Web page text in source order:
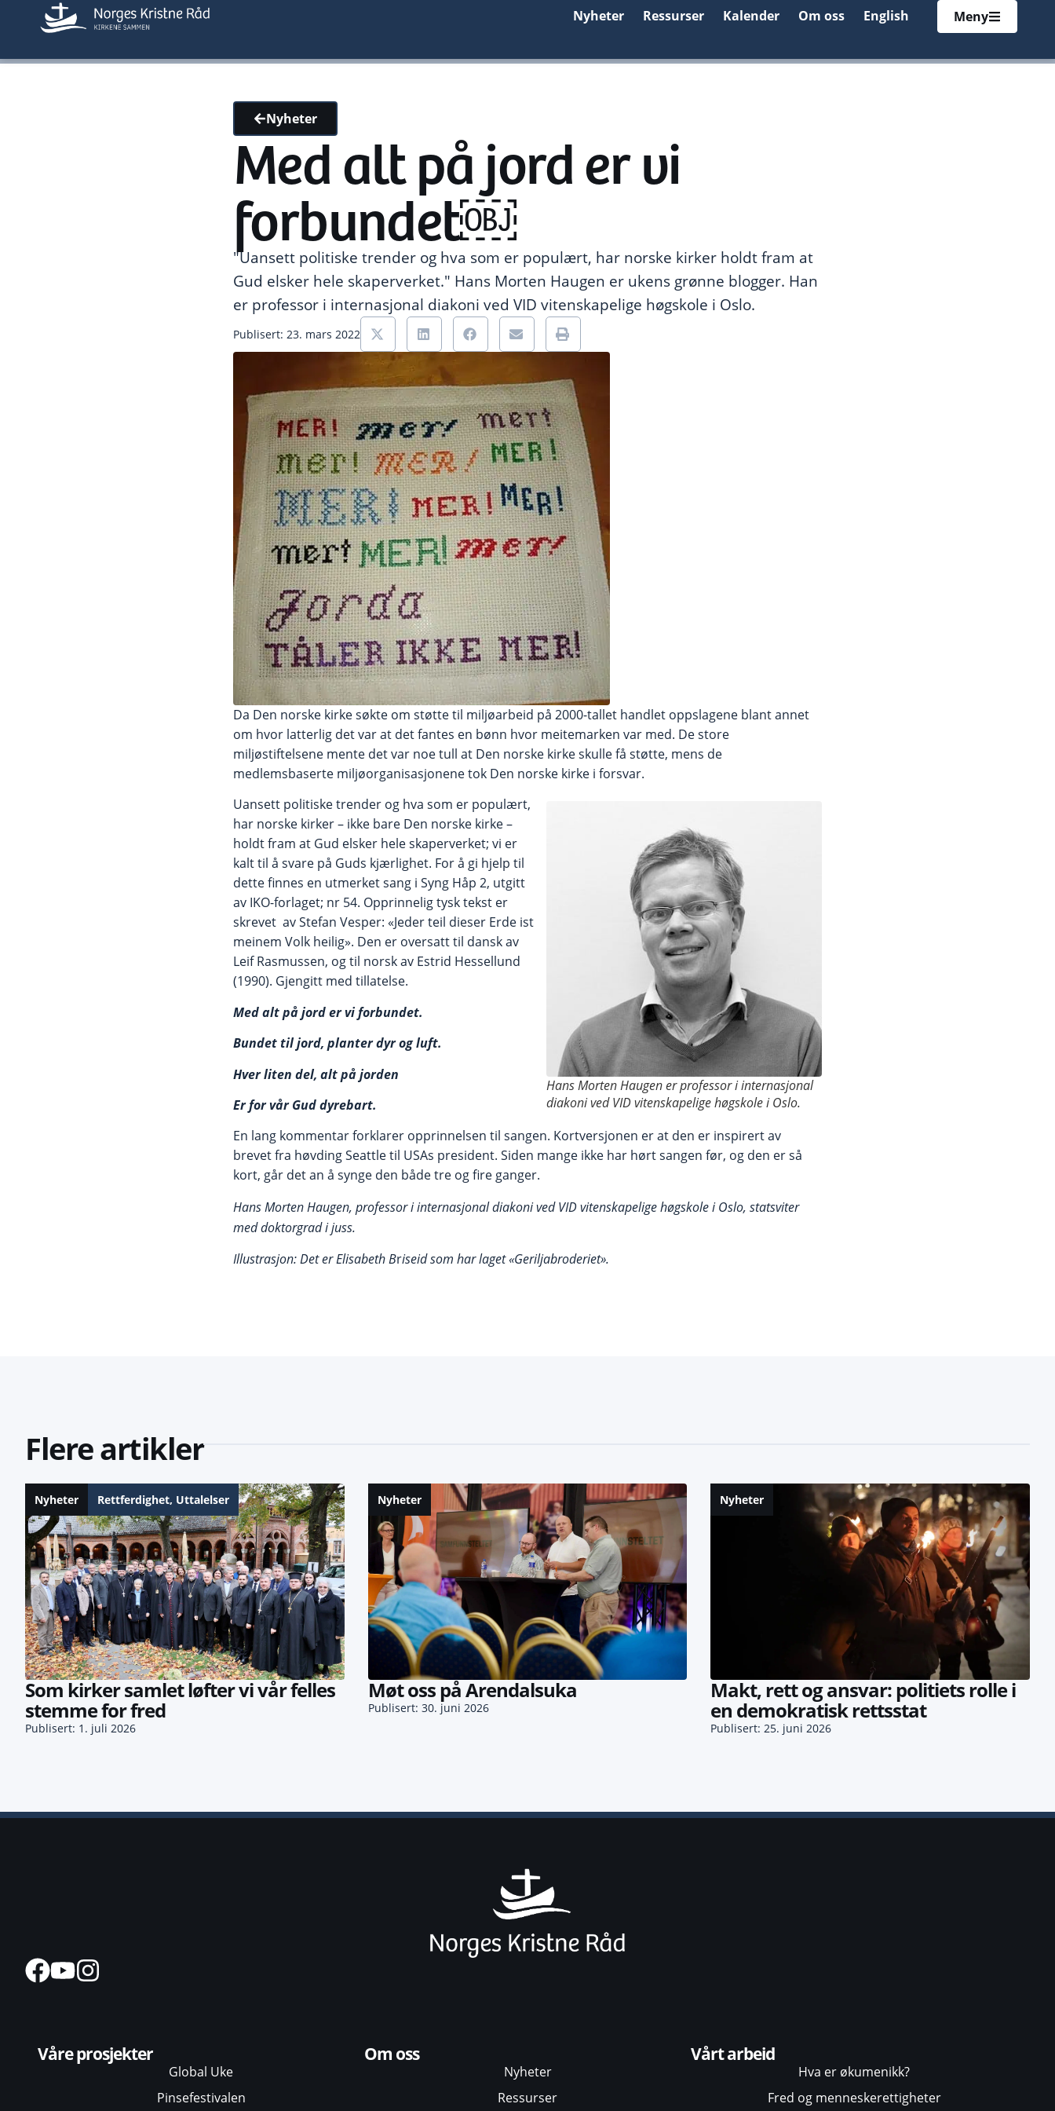
Nyheter Ressurser Kalender Om oss English Meny
Nyheter
Med alt på jord er vi
forbundet￼
"Uansett politiske trender og hva som er populært, har norske kirker holdt fram at
Gud elsker hele skaperverket." Hans Morten Haugen er ukens grønne blogger. Han
er professor i internasjonal diakoni ved VID vitenskapelige høgskole i Oslo.
Publisert: 23. mars 2022
Da Den norske kirke søkte om støtte til miljøarbeid på 2000-tallet handlet oppslagene blant annet
om hvor latterlig det var at det fantes en bønn hvor meitemarken var med. De store
miljøstiftelsene mente det var noe tull at Den norske kirke skulle få støtte, mens de
medlemsbaserte miljøorganisasjonene tok Den norske kirke i forsvar.
Hans Morten Haugen er professor i internasjonal
diakoni ved VID vitenskapelige høgskole i Oslo.
Uansett politiske trender og hva som er populært,
har norske kirker – ikke bare Den norske kirke –
holdt fram at Gud elsker hele skaperverket; vi er
kalt til å svare på Guds kjærlighet. For å gi hjelp til
dette finnes en utmerket sang i Syng Håp 2, utgitt
av IKO-forlaget; nr 54. Opprinnelig tysk tekst er
skrevet av Stefan Vesper: «Jeder teil dieser Erde ist
meinem Volk heilig». Den er oversatt til dansk av
Leif Rasmussen, og til norsk av Estrid Hessellund
(1990). Gjengitt med tillatelse.
Med alt på jord er vi forbundet.
Bundet til jord, planter dyr og luft.
Hver liten del, alt på jorden
Er for vår Gud dyrebart.
En lang kommentar forklarer opprinnelsen til sangen. Kortversjonen er at den er inspirert av
brevet fra høvding Seattle til USAs president. Siden mange ikke har hørt sangen før, og den er så
kort, går det an å synge den både tre og fire ganger.
Hans Morten Haugen, professor i internasjonal diakoni ved VID vitenskapelige høgskole i Oslo, statsviter
med doktorgrad i juss.
Illustrasjon: Det er Elisabeth Briseid som har laget «Geriljabroderiet».
Flere artikler
Nyheter Rettferdighet, Uttalelser
Som kirker samlet løfter vi vår felles
stemme for fred
Publisert: 1. juli 2026
Nyheter
Møt oss på Arendalsuka
Publisert: 30. juni 2026
Nyheter
Makt, rett og ansvar: politiets rolle i
en demokratisk rettsstat
Publisert: 25. juni 2026
Våre prosjekter
Global Uke
Pinsefestivalen
Om oss
Nyheter
Ressurser
Vårt arbeid
Hva er økumenikk?
Fred og menneskerettigheter